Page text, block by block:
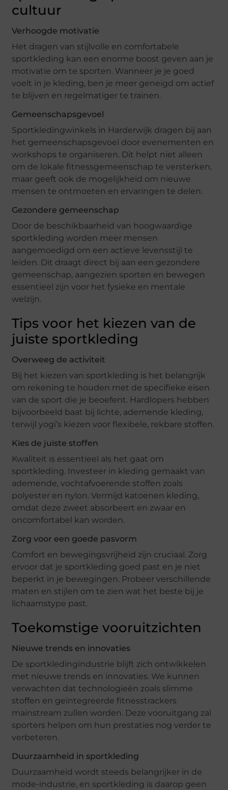
cultuur
Verhoogde motivatie
Het dragen van stijlvolle en comfortabele
sportkleding kan een enorme boost geven aan je
motivatie om te sporten. Wanneer je je goed
voelt in je kleding, ben je meer geneigd om actief
te blijven en regelmatiger te trainen.
Gemeenschapsgevoel
Sportkledingwinkels in Harderwijk dragen bij aan
het gemeenschapsgevoel door evenementen en
workshops te organiseren. Dit helpt niet alleen
om de lokale fitnessgemeenschap te versterken,
maar geeft ook de mogelijkheid om nieuwe
mensen te ontmoeten en ervaringen te delen.
Gezondere gemeenschap
Door de beschikbaarheid van hoogwaardige
sportkleding worden meer mensen
aangemoedigd om een actieve levensstijl te
leiden. Dit draagt direct bij aan een gezondere
gemeenschap, aangezien sporten en bewegen
essentieel zijn voor het fysieke en mentale
welzijn.
Tips voor het kiezen van de
juiste sportkleding
Overweeg de activiteit
Bij het kiezen van sportkleding is het belangrijk
om rekening te houden met de specifieke eisen
van de sport die je beoefent. Hardlopers hebben
bijvoorbeeld baat bij lichte, ademende kleding,
terwijl yogi’s kiezen voor flexibele, rekbare stoffen.
Kies de juiste stoffen
Kwaliteit is essentieel als het gaat om
sportkleding. Investeer in kleding gemaakt van
ademende, vochtafvoerende stoffen zoals
polyester en nylon. Vermijd katoenen kleding,
omdat deze zweet absorbeert en zwaar en
oncomfortabel kan worden.
Zorg voor een goede pasvorm
Comfort en bewegingsvrijheid zijn cruciaal. Zorg
ervoor dat je sportkleding goed past en je niet
beperkt in je bewegingen. Probeer verschillende
maten en stijlen om te zien wat het beste bij je
lichaamstype past.
Toekomstige vooruitzichten
Nieuwe trends en innovaties
De sportkledingindustrie blijft zich ontwikkelen
met nieuwe trends en innovaties. We kunnen
verwachten dat technologieën zoals slimme
stoffen en geïntegreerde fitnesstrackers
mainstream zullen worden. Deze vooruitgang zal
sporters helpen om hun prestaties nog verder te
verbeteren.
Duurzaamheid in sportkleding
Duurzaamheid wordt steeds belangrijker in de
mode-industrie, en sportkleding is daarop geen